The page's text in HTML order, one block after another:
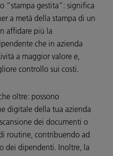
“stampa gestita”: significa
a metà della stampa di un
affidare più la
che in azienda
a maggior valore e,
controllo sui costi.
oltre: possono
digitale della tua azienda
dei documenti o
routine, contribuendo ad
dei dipendenti. Inoltre, la